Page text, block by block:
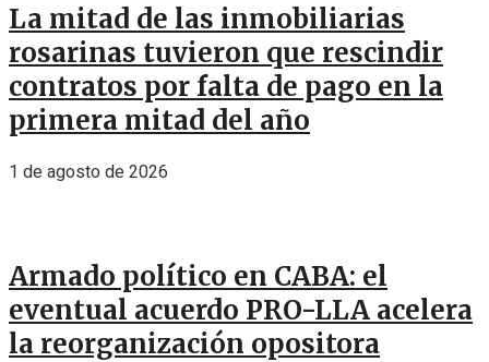
La mitad de las inmobiliarias
rosarinas tuvieron que rescindir
contratos por falta de pago en la
primera mitad del año
1 de agosto de 2026
Armado político en CABA: el
eventual acuerdo PRO-LLA acelera
la reorganización opositora